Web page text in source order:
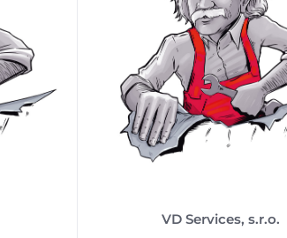
VD Services, s.r.o.